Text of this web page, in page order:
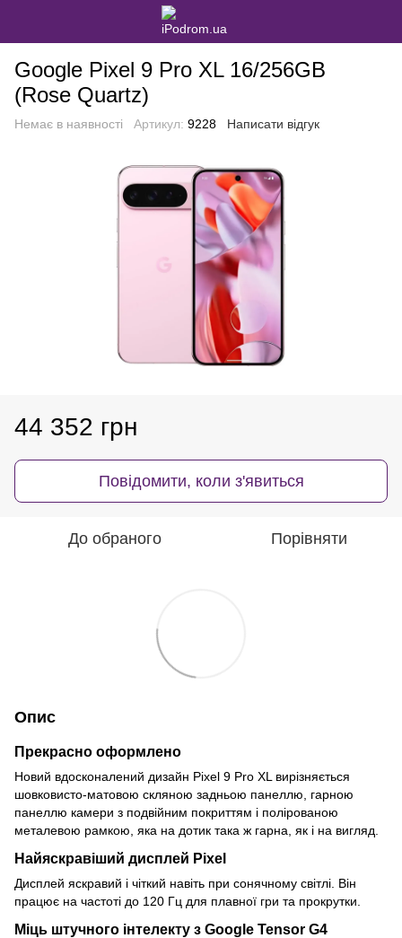
Google Pixel 9 Pro XL 16/256GB
(Rose Quartz)
Немає в наявності Артикул: 9228 Написати відгук
44 352 грн
Повідомити, коли з'явиться
До обраного Порівняти
Опис
Прекрасно оформлено
Новий вдосконалений дизайн Pixel 9 Pro XL вирізняється
шовковисто-матовою скляною задньою панеллю, гарною
панеллю камери з подвійним покриттям і полірованою
металевою рамкою, яка на дотик така ж гарна, як і на вигляд.
Найяскравіший дисплей Pixel
Дисплей яскравий і чіткий навіть при сонячному світлі. Він
працює на частоті до 120 Гц для плавної гри та прокрутки.
Міць штучного інтелекту з Google Tensor G4